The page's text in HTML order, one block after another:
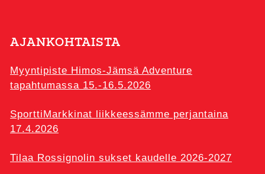
AJANKOHTAISTA
Myyntipiste Himos-Jämsä Adventure
tapahtumassa 15.-16.5.2026
SporttiMarkkinat liikkeessämme perjantaina
17.4.2026
Tilaa Rossignolin sukset kaudelle 2026-2027